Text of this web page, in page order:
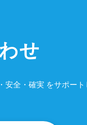
せ
安全・確実 をサポー